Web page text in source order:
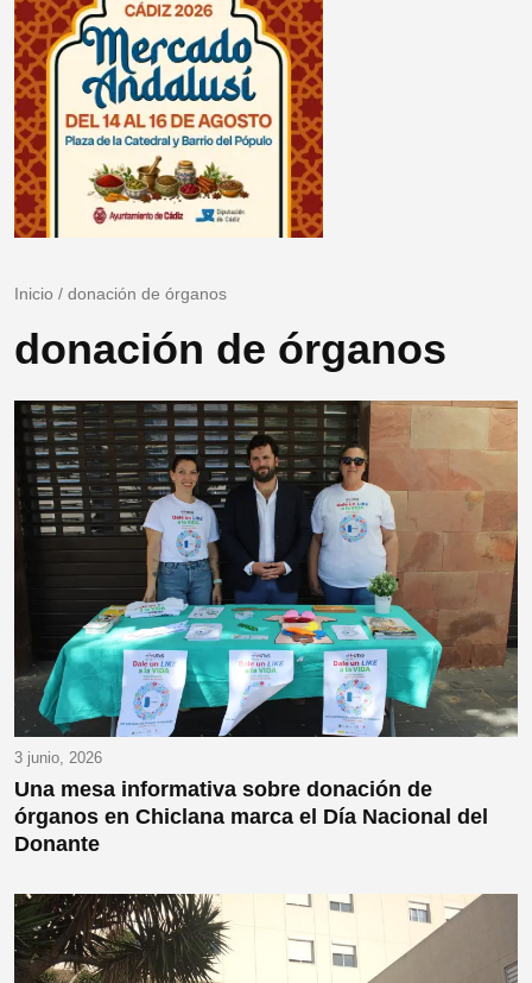
Inicio / donación de órganos
donación de órganos
3 junio, 2026
Una mesa informativa sobre donación de
órganos en Chiclana marca el Día Nacional del
Donante